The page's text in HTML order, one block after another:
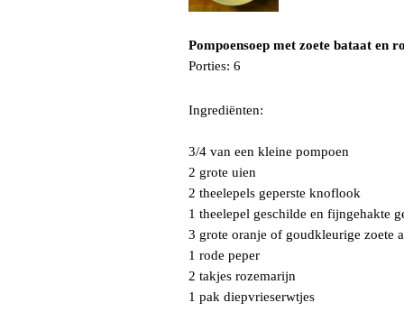
Pompoensoep met zoete bataat en
Porties: 6
Ingrediënten:
3/4 van een kleine pompoen
2 grote uien
2 theelepels geperste knoflook
1 theelepel geschilde en fijngehakte
3 grote oranje of goudkleurige zoete
1 rode peper
2 takjes rozemarijn
1 pak diepvrieserwtjes